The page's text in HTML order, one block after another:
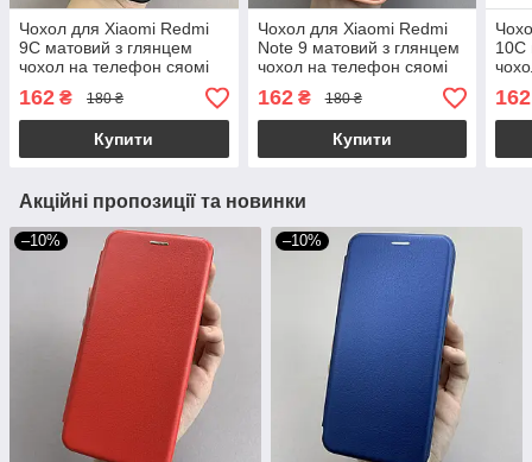
Чохол для Xiaomi Redmi
9C матовий з глянцем
чохол на телефон сяомі
редмі 9с чорний q6y
162 ₴ 180 ₴
Купити
Чохол для Xiaomi Redmi
Note 9 матовий з глянцем
чохол на телефон сяомі
редмі нот 9 персиковий
q6y
162₴ 180 ₴
Купити
10C
162
Акційні пропозиції та новинки
–10% –10%